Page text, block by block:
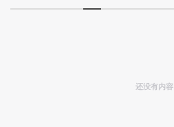
还没有内容